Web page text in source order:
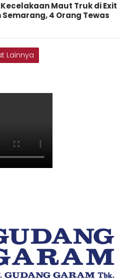
Maut Truk di Exit
Semarang, 4 Orang Tewas
Lainnya